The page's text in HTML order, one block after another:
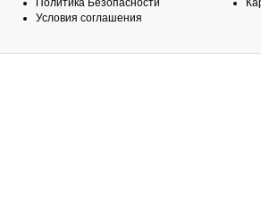
Политика Безопасности
Условия соглашения